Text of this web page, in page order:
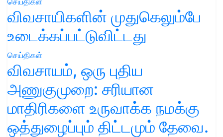
விவசாயிகளின் முதுகெலும்பே
உடைக்கப்பட்டுவிட்டது
செய்திகள்
விவசாயம், ஒரு புதிய
அணுகுமுறை: சரியான
மாதிரிகளை உருவாக்க நமக்கு
ஒத்துழைப்பும் திட்டமும் தேவை.